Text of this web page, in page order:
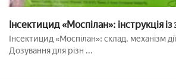
Інсектицид «Моспілан»: інструкція із
препарату
Інсектицид «Моспілан»: склад, механізм
Дозування для різн ...